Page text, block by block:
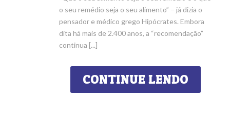
o seu remédio seja o seu alimento” – já dizia o
pensador e médico grego Hipócrates. Embora
dita há mais de 2.400 anos, a “recomendação”
continua [...]
CONTINUE LENDO